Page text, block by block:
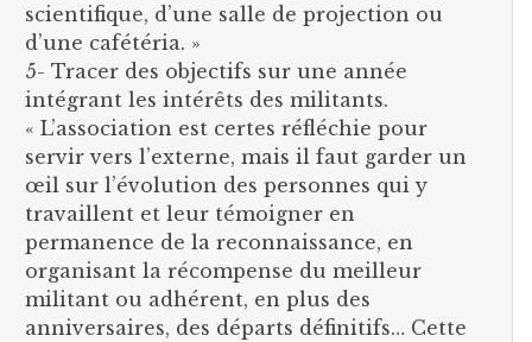
scientifique, d’une salle de projection ou
d’une cafétéria. »
5- Tracer des objectifs sur une année
intégrant les intérêts des militants.
« L’association est certes réfléchie pour
servir vers l’externe, mais il faut garder un
œil sur l’évolution des personnes qui y
travaillent et leur témoigner en
permanence de la reconnaissance, en
organisant la récompense du meilleur
militant ou adhérent, en plus des
anniversaires, des départs définitifs… Cette